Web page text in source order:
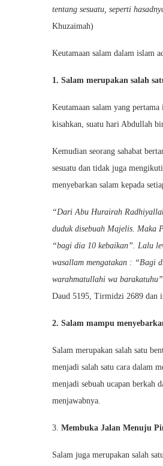
tentang sesuatu, seperti
Khuzaimah)
Keutamaan salam dalam islam
1. Salam merupakan salah
Keutamaan salam yang
kisahkan, suatu hari Abdullah
Kemudian seorang sahabat
sesuatu dan tidak juga
menyebarkan salam kepada
“Dari Abu Hurairah
duduk disebuah Majelis. Maka
“bagi dia 10 kebaikan”. Lalu
wasallam mengatakan : “Bagi
warahmatullahi wa
Daud 5195, Tirmidzi 2689 dan
2. Salam mampu
Salam merupakan salah satu
menjadi salah satu cara dalam
menjadi sebuah ucapan berkah
menjawabnya.
3. Membuka Jalan Menuju
Salam juga merupakan salah